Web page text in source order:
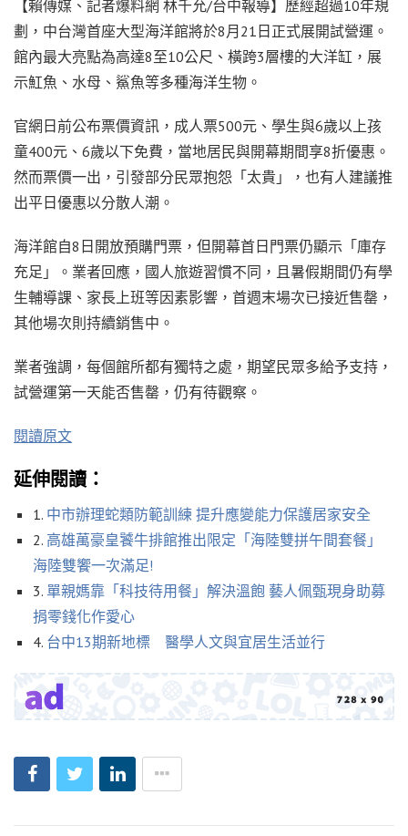
【賴傳媒、記者爆料網 林千允/台中報導】歷經超過10年規
劃，中台灣首座大型海洋館將於8月21日正式展開試營運。
館內最大亮點為高達8至10公尺、橫跨3層樓的大洋缸，展
示魟魚、水母、鯊魚等多種海洋生物。
官網日前公布票價資訊，成人票500元、學生與6歲以上孩
童400元、6歲以下免費，當地居民與開幕期間享8折優惠。
然而票價一出，引發部分民眾抱怨「太貴」，也有人建議推
出平日優惠以分散人潮。
海洋館自8日開放預購門票，但開幕首日門票仍顯示「庫存
充足」。業者回應，國人旅遊習慣不同，且暑假期間仍有學
生輔導課、家長上班等因素影響，首週末場次已接近售罄，
其他場次則持續銷售中。
業者強調，每個館所都有獨特之處，期望民眾多給予支持，
試營運第一天能否售罄，仍有待觀察。
閱讀原文
延伸閱讀：
1. 中市辦理蛇類防範訓練 提升應變能力保護居家安全
2. 高雄萬豪皇饕牛排館推出限定「海陸雙拼午間套餐」
海陸雙饗一次滿足!
3. 單親媽靠「科技待用餐」解決溫飽 藝人佩甄現身助募
捐零錢化作愛心
4. 台中13期新地標 醫學人文與宜居生活並行